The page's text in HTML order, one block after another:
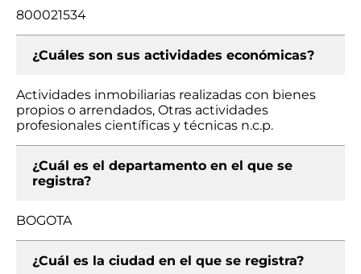
800021534
¿Cuáles son sus actividades económicas?
Actividades inmobiliarias realizadas con bienes
propios o arrendados, Otras actividades
profesionales científicas y técnicas n.c.p.
¿Cuál es el departamento en el que se
registra?
BOGOTA
¿Cuál es la ciudad en el que se registra?